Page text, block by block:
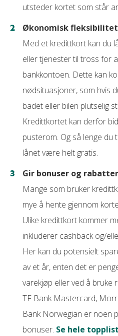
utsteder kortet som står
Økonomisk fleksibilitet
Med et kredittkort kan du
eller tjenester til tross for
bankkontoen. Dette kan
nødsituasjoner, som hvis
badet eller bilen plutselig
Kredittkortet kan derfor
pusterom. Og så lenge du
lånet være helt gratis.
Gir bonuser og rabatter
Mange som bruker
mye å hente gjennom
Ulike kredittkort kommer
inkluderer cashback og/
Her kan du potensielt
av et år, enten det er
varekjøp eller ved å bruke
TF Bank Mastercard,
Bank Norwegian er noen
bonuser. Se hele